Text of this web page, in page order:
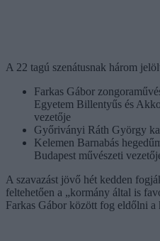
A 22 tagú szenátusnak három
Farkas Gábor
Egyetem Billentyűs és
vezetője
Győriványi Ráth György
Kelemen Barnabás
Budapest művészeti
A szavazást jövő hét kedden
feltehetően a „kormány által is
Farkas Gábor között fog eldőlni a